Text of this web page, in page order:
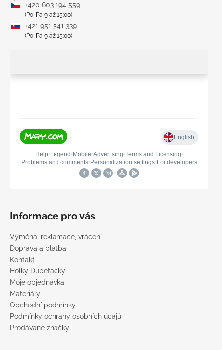
+420 603 194 559
(Po-Pá 9 až 15:00)
+421 951 541 339
(Po-Pá 9 až 15:00)
Informace pro vás
Výměna, reklamace, vrácení
Doprava a platba
Kontakt
Holky Dupeťačky
Moje objednávka
Materiály
Obchodní podmínky
Podmínky ochrany osobních údajů
Prodávané značky